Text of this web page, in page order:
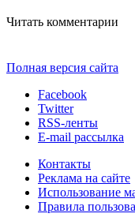
Читать комментарии
Полная версия сайта
Facebook
Twitter
RSS-ленты
E-mail рассылка
Контакты
Реклама на сайте
Использование
Правила